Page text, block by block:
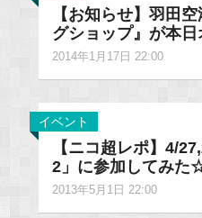
【お知らせ】羽田
グショップ』が本日
2014年1月17日 22:00
イベント
【ニコ超レポ】4/
2」に参加してみた
2013年5月1日 22:00